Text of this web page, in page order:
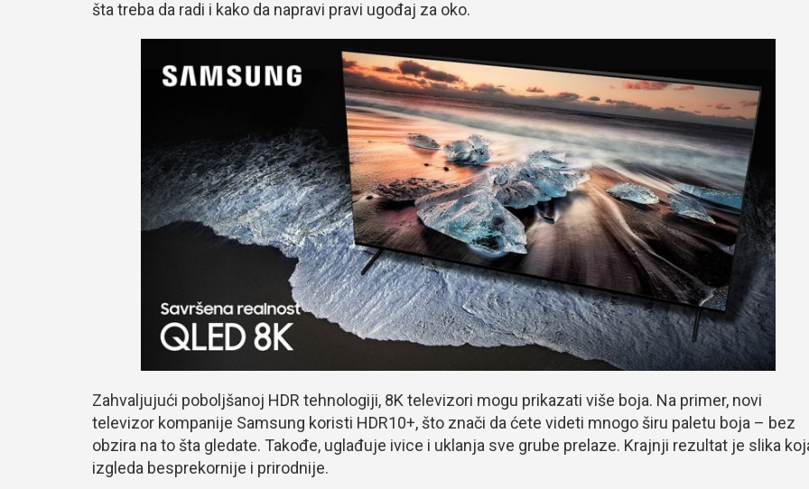
šta treba da radi i kako da napravi pravi ugođaj za oko.
Zahvaljujući poboljšanoj HDR tehnologiji, 8K televizori mogu prikazati više boja. Na primer, novi
televizor kompanije Samsung koristi HDR10+, što znači da ćete videti mnogo širu paletu boja – bez
obzira na to šta gledate. Takođe, uglađuje ivice i uklanja sve grube prelaze. Krajnji rezultat je slika
izgleda besprekornije i prirodnije.